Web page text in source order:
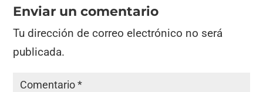
Enviar un comentario
Tu dirección de correo electrónico no será
publicada.